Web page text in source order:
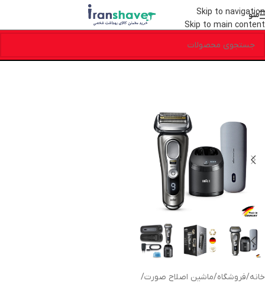
Skip to navigation
Skip to main content
منو
خانه/فروشگاه/ماشین اصلاح صورت/